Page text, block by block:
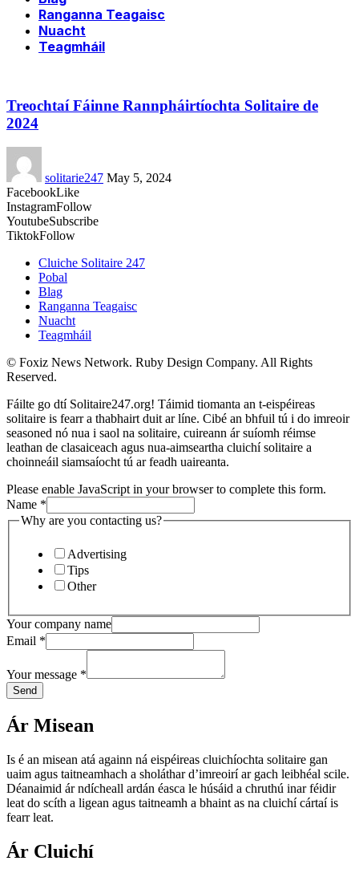
Ranganna Teagaisc
Nuacht
Teagmháil
Treochtaí Fáinne Rannpháirtíochta Solitaire de
2024
solitarie247 May 5, 2024
FacebookLike
InstagramFollow
YoutubeSubscribe
TiktokFollow
Cluiche Solitaire 247
Pobal
Blag
Ranganna Teagaisc
Nuacht
Teagmháil
© Foxiz News Network. Ruby Design Company. All Rights
Reserved.
Fáilte go dtí Solitaire247.org! Táimid tiomanta an t-eispéireas
solitaire is fearr a thabhairt duit ar líne. Cibé an bhfuil tú i do imreoir
seasoned nó nua i saol na solitaire, cuireann ár suíomh réimse
leathan de clasaiceach agus nua-aimseartha cluichí solitaire a
choinneáil siamsaíocht tú ar feadh uaireanta.
Please enable JavaScript in your browser to complete this form.
Name *
Why are you contacting us?
Advertising
Tips
Other
Your company name
Email *
Your message *
Send
Ár Misean
Is é an misean atá againn ná eispéireas cluichíochta solitaire gan
uaim agus taitneamhach a sholáthar d’imreoirí ar gach leibhéal scile.
Déanaimid ár ndícheall ardán éasca le húsáid a chruthú inar féidir
leat do scíth a ligean agus taitneamh a bhaint as na cluichí cártaí is
fearr leat.
Ár Cluichí